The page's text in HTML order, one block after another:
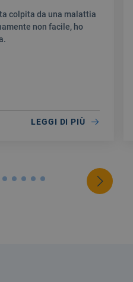
colpita da una malattia
non facile, ho
LEGGI DI PIÙ